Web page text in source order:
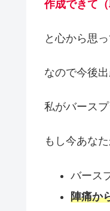
作成できて
と心から思っ
なので今後
私がバース
もし今あな
バース
陣痛か